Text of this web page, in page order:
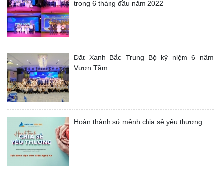
trong 6 tháng đầu năm 2022
Đất Xanh Bắc Trung Bộ kỷ niệm 6 năm
Vươn Tầm
Hoàn thành sứ mệnh chia sẻ yêu thương